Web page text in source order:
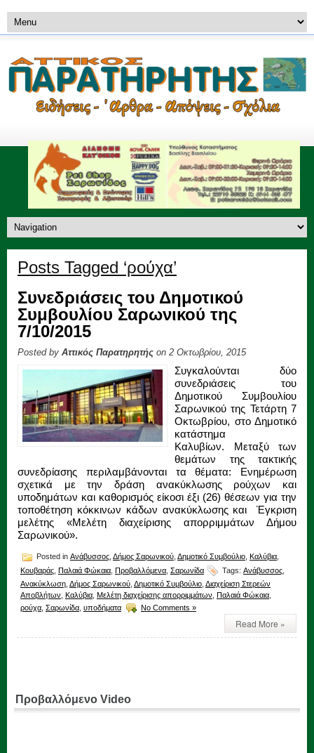
Posts Tagged ‘ρούχα’
Συνεδριάσεις του Δημοτικού
Συμβουλίου Σαρωνικού της
7/10/2015
Posted by Αττικός Παρατηρητής on 2 Οκτωβρίου, 2015
Συγκαλούνται δύο
συνεδριάσεις του
Δημοτικού Συμβουλίου
Σαρωνικού της Τετάρτη 7
Οκτωβρίου, στο Δημοτικό
κατάστημα
Καλυβίων. Μεταξύ των
θεμάτων της τακτικής
συνεδρίασης περιλαμβάνονται τα θέματα: Ενημέρωση
σχετικά με την δράση ανακύκλωσης ρούχων και
υποδημάτων και καθορισμός είκοσι έξι (26) θέσεων για την
τοποθέτηση κόκκινων κάδων ανακύκλωσης και Έγκριση
μελέτης «Μελέτη διαχείρισης απορριμμάτων Δήμου
Σαρωνικού».
Posted in Ανάβυσσος Δήμος Σαρωνικού Δημοτικό Συμβούλιο Καλύβια
Κουβαράς Παλαιά Φώκαια Προβαλλόμενα Σαρωνίδα Tags: Ανάβυσσος
Ανακύκλωση Δήμος Σαρωνικού Δημοτικό Συμβούλιο Διαχείριση Στερεών
Αποβλήτων Καλύβια Μελέτη διαχείρισης απορριμμάτων Παλαιά Φώκαια
ρούχα Σαρωνίδα υποδήματα No Comments »
Read More »
Προβαλλόμενο Video